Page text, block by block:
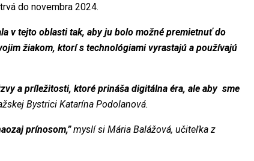
do novembra 2024.
v tejto oblasti tak, aby ju bolo možné premietnuť do
žiakom, ktorí s technológiami vyrastajú a používajú
a príležitosti, ktoré prináša digitálna éra, ale aby sme
Bystrici Katarína Podolanová.
prínosom,”myslí si Mária Balážová, učiteľka z